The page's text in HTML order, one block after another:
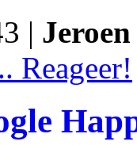
|
Reageer!